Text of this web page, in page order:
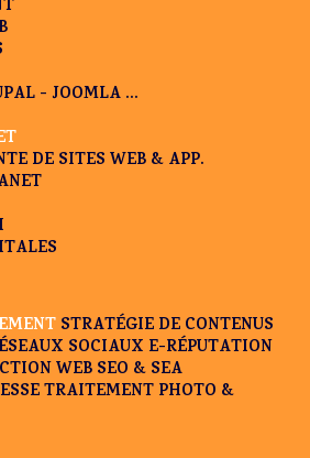
- JOOMLA ...
DE SITES WEB & APP.
STRATÉGIE DE CONTENUS
SOCIAUX E-RÉPUTATION
WEB SEO & SEA
TRAITEMENT PHOTO &